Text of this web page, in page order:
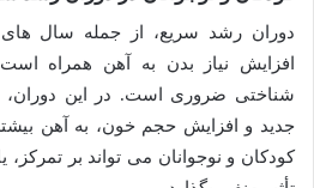
دوران رشد سریع، از جمله سال های
افزایش نیاز بدن به آهن همراه
شناختی ضروری است. در این دوران،
جدید و افزایش حجم خون، به آهن
کودکان و نوجوانان می تواند بر